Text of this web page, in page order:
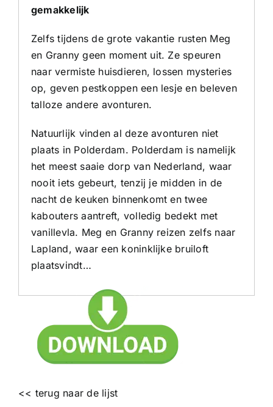
gemakkelijk
Zelfs tijdens de grote vakantie rusten Meg
en Granny geen moment uit. Ze speuren
naar vermiste huisdieren, lossen mysteries
op, geven pestkoppen een lesje en beleven
talloze andere avonturen.
Natuurlijk vinden al deze avonturen niet
plaats in Polderdam. Polderdam is namelijk
het meest saaie dorp van Nederland, waar
nooit iets gebeurt, tenzij je midden in de
nacht de keuken binnenkomt en twee
kabouters aantreft, volledig bedekt met
vanillevla. Meg en Granny reizen zelfs naar
Lapland, waar een koninklijke bruiloft
plaatsvindt…
<< terug naar de lijst